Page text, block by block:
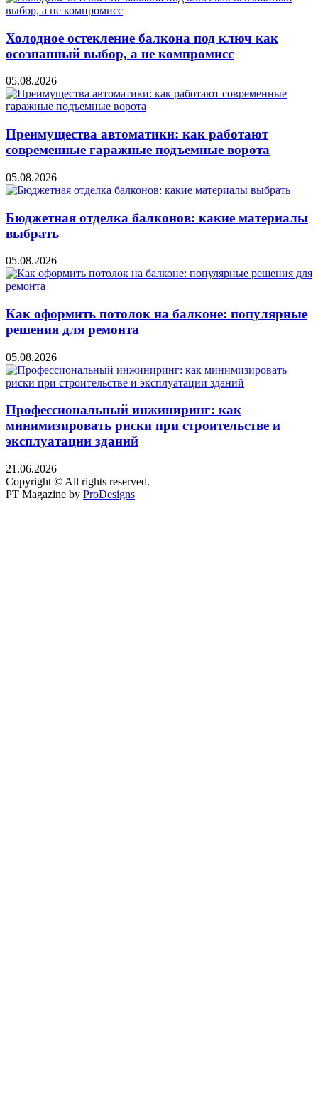
Холодное остекление балкона под ключ как
осознанный выбор, а не компромисс
05.08.2026
Преимущества автоматики: как работают
современные гаражные подъемные ворота
05.08.2026
Бюджетная отделка балконов: какие материалы
выбрать
05.08.2026
Как оформить потолок на балконе: популярные
решения для ремонта
05.08.2026
Профессиональный инжиниринг: как
минимизировать риски при строительстве и
эксплуатации зданий
21.06.2026
Copyright © All rights reserved.
PT Magazine by ProDesigns